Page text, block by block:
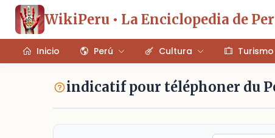
WikiPeru • La Enciclopedia de
Inicio Perú Cultura Turismo
indicatif pour téléphoner du